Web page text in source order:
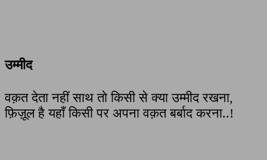
उम्मीद
वक़त देता नहीं साथ तो किसी से क्या उम्मीद रखना,
फ़िज़ूल है यहाँ किसी पर अपना वक़त बर्बाद करना..!